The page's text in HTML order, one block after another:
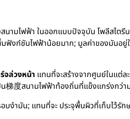
นามไฟฟ้า ในออกแบบปัจจุบัน โพลีสไตรี
มฟังก์ชันไฟฟ้าน้อยมาก; มูลค่าของมันอยู่
จล่วงหน้า แทนที่จะสร้างจากศูนย์ในแต่
梯度สนามไฟฟ้าท้องถิ่นที่แข็งแกร่งกว่า
งำมัน; แทนที่จะ ประจุพื้นผิวที่เก็บไว้รั